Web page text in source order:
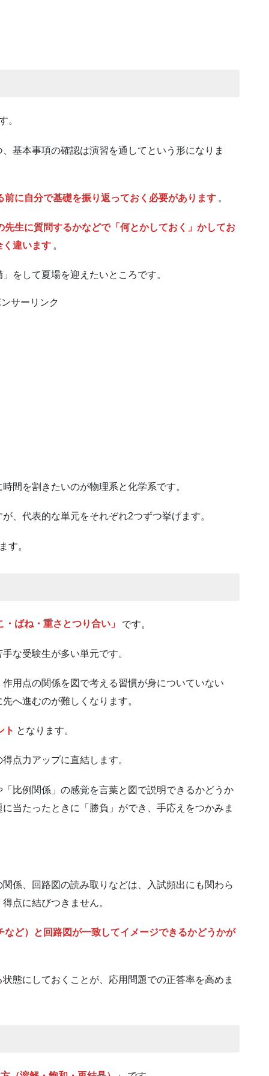
。
基本事項の確認は演習を通してという形になりま
に自分で基礎を振り返っておく必要があります 。
生に質問するかなどで「何とかしておく」かしてお
く違います 。
をして夏場を迎えたいところです。
サーリンク
間を割きたいのが物理系と化学系です。
、代表的な単元をそれぞれ2つずつ挙げます。
す。
・ばね・重さとつり合い」 です。
な受験生が多い単元です。
用点の関係を図で考える習慣が身についていない
へ進むのが難しくなります。
ト となります。
点力アップに直結します。
比例関係」の感覚を言葉と図で説明できるかどうか
当たったときに「勝負」ができ、手応えをつかみま
係、回路図の読み取りなどは、入試頻出にも関わら
点に結びつきません。
ど）と回路図が一致してイメージできるかどうかが
態にしておくことが、応用問題での正答率を高めま